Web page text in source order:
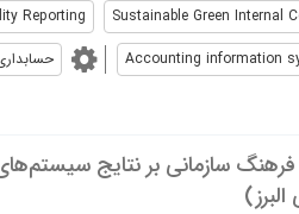
Sustainable Green Internal
Reporting
Accounting information
سازمانی بر نتایج